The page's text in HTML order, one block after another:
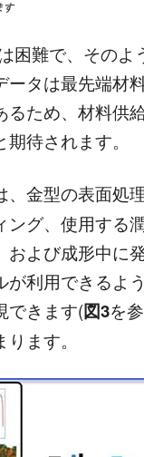
す
困難で、その
ータは最先端材
るため、材料供
待されます。
、金型の表面処
ング、使用する
よび成形中に
利用できるよ
できます(図3を
ます。